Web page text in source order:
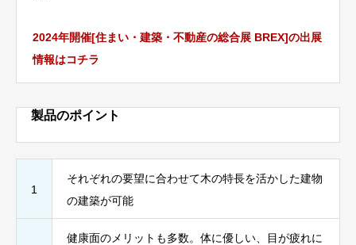
2024年開催[住まい・建築・不動産の総合展 BREX]の出展
情報はコチラ
製品のポイント
1
それぞれの要望に合わせて木の特長を活かした建物
の建築が可能
健康面のメリットも多数。体に優しい、目が疲れに